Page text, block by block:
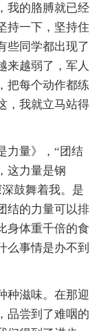
我的胳膊就已经
持一下，坚持住
些同学都出现了
来越弱了，军人
把每个动作都练
，我就立马站得
力量》，“团结
这力量是钢
深鼓舞着我。是
结的力量可以排
身体重千倍的食
么事情是办不到
种滋味。在那迎
品尝到了难咽的